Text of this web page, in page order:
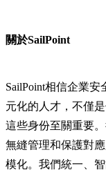
關於SailPoint
SailPoint相信企業
元化的人才，不僅
這些身份至關重要
無縫管理和保護對
模化。我們統一、